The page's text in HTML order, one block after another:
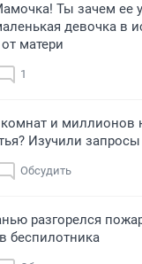
Ты зачем ее
девочка в
матери
1
и миллионов
Изучили
Обсудить
разгорелся
беспилотника